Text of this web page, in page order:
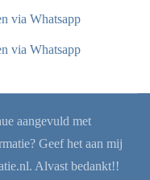
via Whatsapp
via Whatsapp
aangevuld met
Geef het aan mij
. Alvast bedankt!!